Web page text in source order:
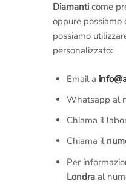
Diamanti come
oppure possiamo
possiamo
personalizzato:
Email a
Whatsapp al
Chiama il
Chiama il
Per
Londraal